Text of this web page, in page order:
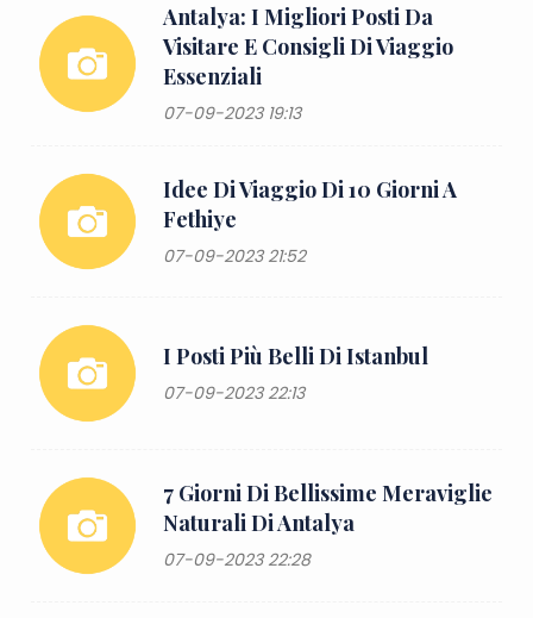
Antalya: I Migliori Posti Da
Visitare E Consigli Di Viaggio
Essenziali
07-09-2023 19:13
Idee Di Viaggio Di 10 Giorni A
Fethiye
07-09-2023 21:52
I Posti Più Belli Di Istanbul
07-09-2023 22:13
7 Giorni Di Bellissime Meraviglie
Naturali Di Antalya
07-09-2023 22:28